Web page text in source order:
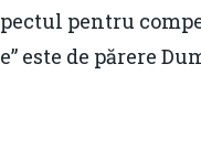
pentru
este de părere